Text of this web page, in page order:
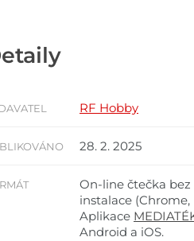
RF Hobby
28. 2. 2025
On-line čtečka
instalace (Chrome,
Aplikace
Android a iOS.